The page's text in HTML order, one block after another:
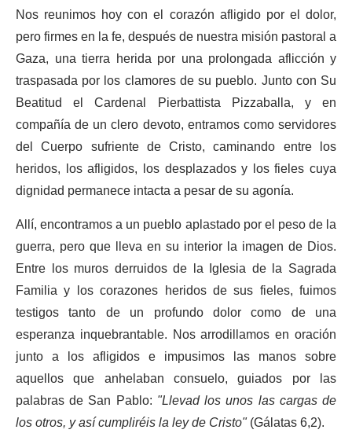
Nos reunimos hoy con el corazón afligido por el dolor,
pero firmes en la fe, después de nuestra misión pastoral a
Gaza, una tierra herida por una prolongada aflicción y
traspasada por los clamores de su pueblo. Junto con Su
Beatitud el Cardenal Pierbattista Pizzaballa, y en
compañía de un clero devoto, entramos como servidores
del Cuerpo sufriente de Cristo, caminando entre los
heridos, los afligidos, los desplazados y los fieles cuya
dignidad permanece intacta a pesar de su agonía.
Allí, encontramos a un pueblo aplastado por el peso de la
guerra, pero que lleva en su interior la imagen de Dios.
Entre los muros derruidos de la Iglesia de la Sagrada
Familia y los corazones heridos de sus fieles, fuimos
testigos tanto de un profundo dolor como de una
esperanza inquebrantable. Nos arrodillamos en oración
junto a los afligidos e impusimos las manos sobre
aquellos que anhelaban consuelo, guiados por las
palabras de San Pablo: "Llevad los unos las cargas de
los otros, y así cumpliréis la ley de Cristo"(Gálatas 6,2).